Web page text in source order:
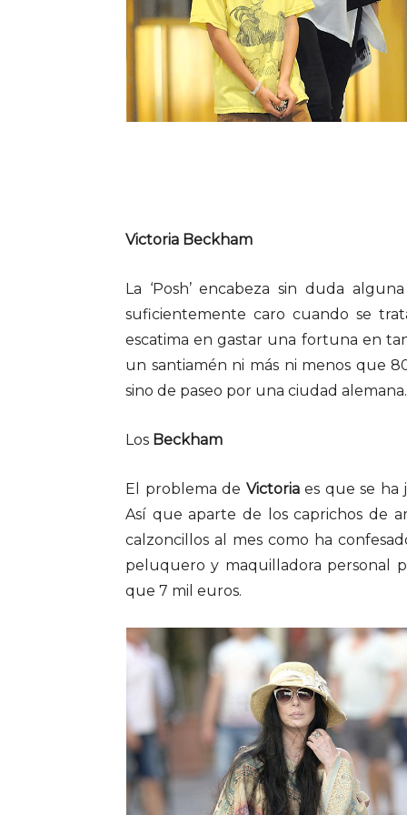
Victoria Beckham
La ‘Posh’ encabeza sin duda
suficientemente caro cuando se
escatima en gastar una fortuna en
un santiamén ni más ni menos que
sino de paseo por una ciudad alemana.
Los Beckham
El problema de Victoriaes que se ha
Así que aparte de los caprichos de
calzoncillos al mes como ha
peluquero y maquilladora personal
que 7 mil euros.